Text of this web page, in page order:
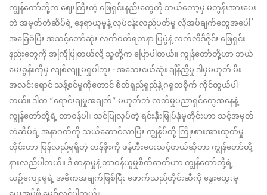
ကျွန်တော်တို့က ဈေးကြီးတဲ့ ဖြေရှင်းနည်းတွေကို ဘယ်တော့မှ မတွန်းအားပေး
ဘဲ အမှတ်တံဆိပ်ရဲ့ နေရာယူမှုနဲ့ လုပ်ငန်းလည်ပတ်မှု လိုအပ်ချက်တွေအပေါ်
အခြေခံပြီး အသင့်တော်ဆုံး လက်ဝတ်ရတနာ ပြပွဲနဲ့ လက်လီဒီဇိုင်း ဖြေရှင်း
နည်းတွေကို အကြံပြုတယ်လို့ သူတို့က ပြောပါတယ်။ ကျွန်တော်တို့ဟာ ဘယ်
မေးခွန်းကိုမှ လျစ်လျူမရှုပါဘူး - အသေးငယ်ဆုံး ချိန်ညှိမှု ဒါမှမဟုတ် မီး
အလင်းရောင် သန့်စင်မှုကိုတောင် စိတ်ရှည်ရှည်နဲ့ ဂရုတစိုက် ကိုင်တွယ်ပါ
တယ်။ ဒါက “ရောင်းချမှုအချက်” မဟုတ်ဘဲ လက်မှုပညာရှင်တွေအနေနဲ့
ကျွန်တော်တို့ရဲ့ တာဝန်ပါ။ သင်ပြုလုပ်တဲ့ ရင်းနှီးမြှုပ်နှံမှုတိုင်းဟာ သင့်အမှတ်
တံဆိပ်ရဲ့ အနာဂတ်ကို သယ်ဆောင်လာပြီး ကျွန်ုပ်တို့ ကြိုးစားအားထုတ်မှု
တိုင်းဟာ ပြန်လည်ရရှိတဲ့ တန်ဖိုးကို ဖန်တီးပေးသင့်တယ်ဆိုတာ ကျွန်တော်တို့
နားလည်ပါတယ်။ ဒီ စာနာမှုနဲ့ တာဝန်ယူမှုစိတ်ဓာတ်ဟာ ကျွန်တော်တို့ရဲ့
ယဉ်ကျေးမှုရဲ့ အဓိကအချက်ဖြစ်ပြီး ဖောက်သည်တိုင်းဆီကို နွေးထွေးမှု